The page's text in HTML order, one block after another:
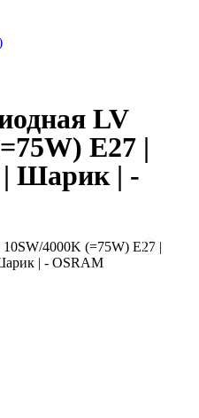
LV
E27 |
| Шарик | -